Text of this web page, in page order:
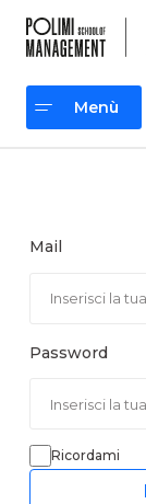
contenuto
Menù
Mail
Password
Ricordami